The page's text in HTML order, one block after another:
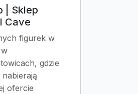
| Sklep
Cave
figurek w
gdzie
ofercie